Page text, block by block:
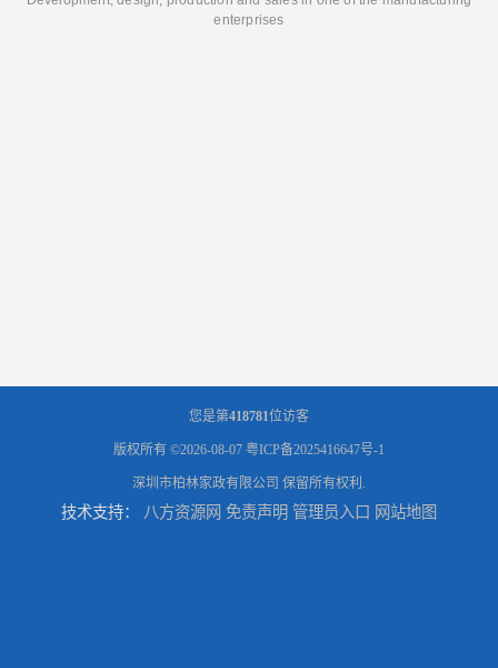
enterprises
您是第418781位访客
版权所有 ©2026-08-07 粤ICP备2025416647号-1
深圳市柏林家政有限公司 保留所有权利.
技术支持： 八方资源网 免责声明 管理员入口 网站地图